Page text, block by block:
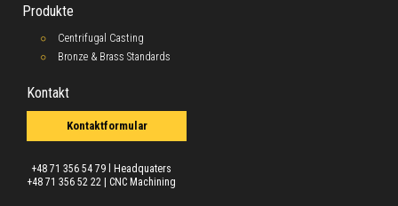
Produkte
Centrifugal Casting
Bronze & Brass Standards
Kontakt
Kontaktformular
+48 71 356 54 79 l Headquaters
+48 71 356 52 22 | CNC Machining